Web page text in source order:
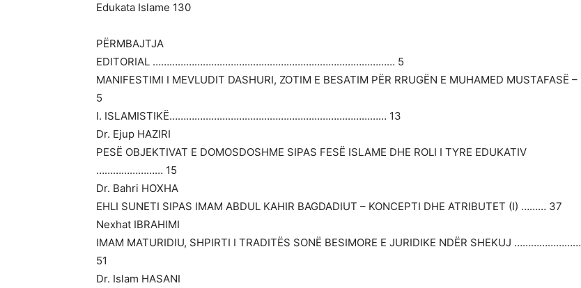
Edukata Islame 130
PËRMBAJTJA
EDITORIAL …………………………………………………………………………… 5
MANIFESTIMI I MEVLUDIT DASHURI, ZOTIM E BESATIM PËR RRUGËN E MUHAMED MUSTAFASË –
5
I. ISLAMISTIKË…………………………………………………………………… 13
Dr. Ejup HAZIRI
PESË OBJEKTIVAT E DOMOSDOSHME SIPAS FESË ISLAME DHE ROLI I TYRE EDUKATIV
…………………… 15
Dr. Bahri HOXHA
EHLI SUNETI SIPAS IMAM ABDUL KAHIR BAGDADIUT – KONCEPTI DHE ATRIBUTET (I) ……… 37
Nexhat IBRAHIMI
IMAM MATURIDIU, SHPIRTI I TRADITËS SONË BESIMORE E JURIDIKE NDËR SHEKUJ ……………………
51
Dr. Islam HASANI